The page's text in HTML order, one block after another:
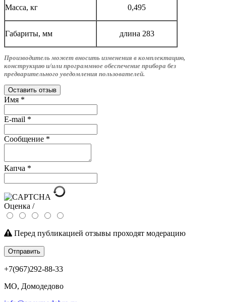
Масса, кг 0,495
Габариты, мм длина 283
Производитель может вносить изменения в комплектацию,
конструкцию и/или программное обеспечение прибора без
предварительного уведомления пользователей.
Оставить отзыв
Имя *
E-mail *
Сообщение *
Капча *
Оценка /
Перед публикацией отзывы проходят модерацию
Отправить
+7(967)292-88-33
МО, Домодедово